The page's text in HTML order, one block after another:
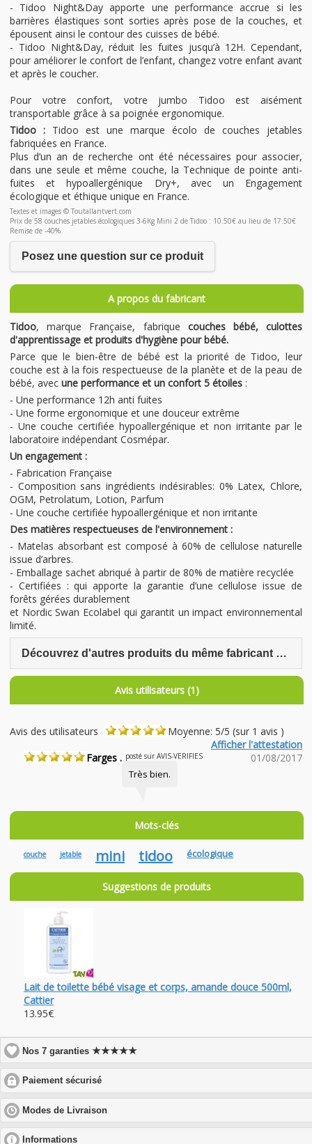
- Tidoo Night&Day apporte une performance accrue si les
barrières élastiques sont sorties après pose de la couches, et
épousent ainsi le contour des cuisses de bébé.
- Tidoo Night&Day, réduit les fuites jusqu’à 12H. Cependant,
pour améliorer le confort de l’enfant, changez votre enfant avant
et après le coucher.
Pour votre confort, votre jumbo Tidoo est aisément
transportable grâce à sa poignée ergonomique.
Tidoo : Tidoo est une marque écolo de couches jetables
fabriquées en France.
Plus d’un an de recherche ont été nécessaires pour associer,
dans une seule et même couche, la Technique de pointe anti-
fuites et hypoallergénique Dry+, avec un Engagement
écologique et éthique unique en France.
Textes et images © Toutallantvert.com
Prix de 58 couches jetables écologiques 3-6Kg Mini 2 de Tidoo : 10.50€ au lieu de 17.50€
Remise de -40%
Posez une question sur ce produit
A propos du fabricant
Tidoo, marque Française, fabrique couches bébé, culottes
d'apprentissage et produits d'hygiène pour bébé.
Parce que le bien-être de bébé est la priorité de Tidoo, leur
couche est à la fois respectueuse de la planète et de la peau de
bébé, avec une performance et un confort 5 étoiles :
- Une performance 12h anti fuites
- Une forme ergonomique et une douceur extrême
- Une couche certifiée hypoallergénique et non irritante par le
laboratoire indépendant Cosmépar.
Un engagement :
- Fabrication Française
- Composition sans ingrédients indésirables: 0% Latex, Chlore,
OGM, Petrolatum, Lotion, Parfum
- Une couche certifiée hypoallergénique et non irritante
Des matières respectueuses de l'environnement :
- Matelas absorbant est composé à 60% de cellulose naturelle
issue d’arbres.
- Emballage sachet abriqué à partir de 80% de matière recyclée
- Certifiées : qui apporte la garantie d’une cellulose issue de
forêts gérées durablement
et Nordic Swan Ecolabel qui garantit un impact environnemental
limité.
Découvrez d'autres produits du même fabricant Tidoo
Avis utilisateurs (1)
Avis des utilisateurs
Moyenne: 5/5 (sur 1 avis )
Afficher l'attestation
Farges . posté sur AVIS-VERIFIES 01/08/2017
Très bien.
Mots-clés
couche jetable mini tidoo écologique
Suggestions de produits
Lait de toilette bébé visage et corps, amande douce 500ml,
Cattier
13.95€
Nos 7 garanties★★★★★
Paiement sécurisé
to
expand
contents
Modes de Livraison
to
Informations